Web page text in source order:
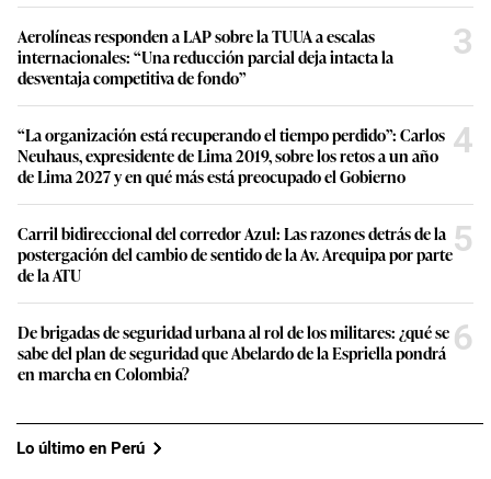
Aerolíneas responden a LAP sobre la TUUA a escalas
internacionales: “Una reducción parcial deja intacta la
desventaja competitiva de fondo”
3
“La organización está recuperando el tiempo perdido”: Carlos
Neuhaus, expresidente de Lima 2019, sobre los retos a un año
de Lima 2027 y en qué más está preocupado el Gobierno
4
Carril bidireccional del corredor Azul: Las razones detrás de la
postergación del cambio de sentido de la Av. Arequipa por parte
de la ATU
5
De brigadas de seguridad urbana al rol de los militares: ¿qué se
sabe del plan de seguridad que Abelardo de la Espriella pondrá
en marcha en Colombia?
6
Lo último en Perú